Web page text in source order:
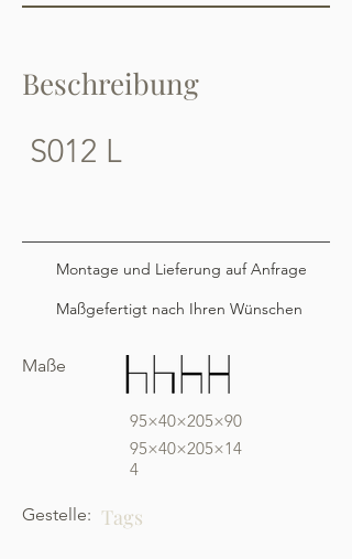
Beschreibung
S012 L
Montage und Lieferung auf Anfrage
Maßgefertigt nach Ihren Wünschen
Maße
95×40×205×90
95×40×205×14
4
Gestelle: Tags